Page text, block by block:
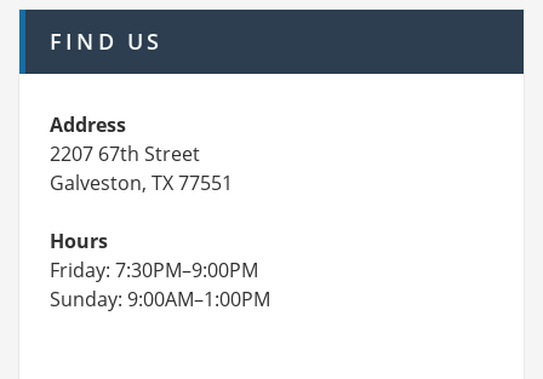
FIND US
Address
2207 67th Street
Galveston, TX 77551
Hours
Friday: 7:30PM–9:00PM
Sunday: 9:00AM–1:00PM